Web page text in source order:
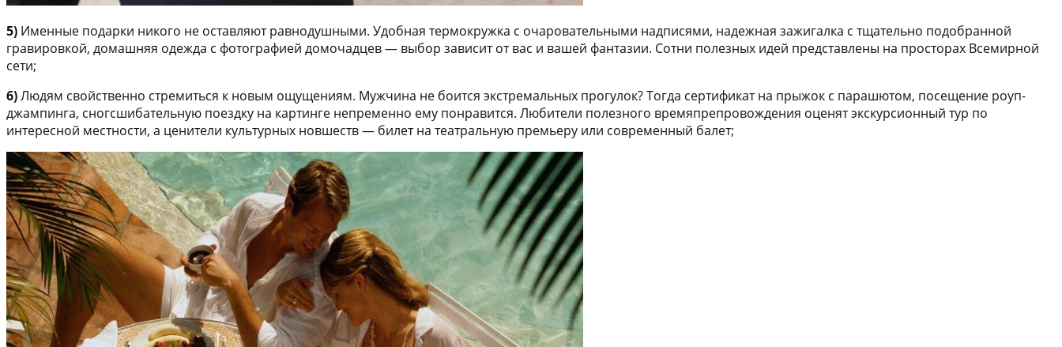
5) Именные подарки никого не оставляют равнодушными. Удобная термокружка с очаровательными надписями, надежная зажигалка с тщательно подобранной
гравировкой, домашняя одежда с фотографией домочадцев — выбор зависит от вас и вашей фантазии. Сотни полезных идей представлены на просторах Всемирной
сети;
6)Людям свойственно стремиться к новым ощущениям. Мужчина не боится экстремальных прогулок? Тогда сертификат на прыжок с парашютом, посещение роуп-
джампинга, сногсшибательную поездку на картинге непременно ему понравится. Любители полезного времяпрепровождения оценят экскурсионный тур по
интересной местности, а ценители культурных новшеств — билет на театральную премьеру или современный балет;